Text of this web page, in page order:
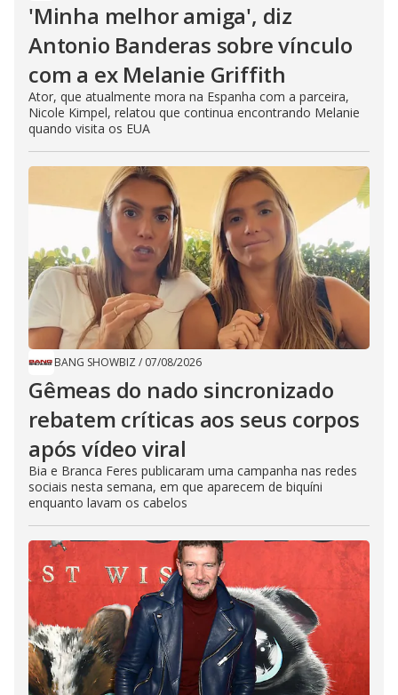
'Minha melhor amiga', diz
Antonio Banderas sobre vínculo
com a ex Melanie Griffith
Ator, que atualmente mora na Espanha com a parceira,
Nicole Kimpel, relatou que continua encontrando Melanie
quando visita os EUA
BANG SHOWBIZ / 07/08/2026
Gêmeas do nado sincronizado
rebatem críticas ​a​os seus corpos
após vídeo viral
Bia e Branca Feres publicaram uma campanha nas redes
sociais nesta semana, em que aparecem de biquíni
enquanto lavam os cabelos